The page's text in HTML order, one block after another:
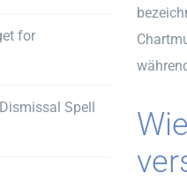
for
Spell